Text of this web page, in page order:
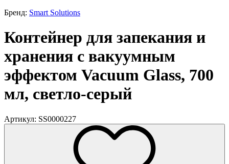
Бренд: Smart Solutions
Контейнер для запекания и
хранения с вакуумным
эффектом Vacuum Glass, 700
мл, светло-серый
Артикул: SS0000227